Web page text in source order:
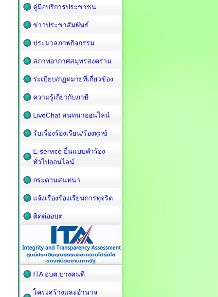
คู่มือบริการประชาชน
ข่าวประชาสัมพันธ์
ประมวลภาพกิจกรรม
สภาพอากาศสมุทรสงคราม
ระเบียบ/กฏหมายที่เกี่ยวข้อง
ความรู้เกี่ยวกับภาษี
LiveChat สนทนาออนไลน์
รับเรื่องร้องเรียน/ร้องทุกข์
E-service ยื่นแบบคำร้อง
ทั่วไปออนไลน์
กระดานสนทนา
แจ้งเรื่องร้องเรียนการทุจริต
ติดต่ออบต.
ITA อบต.บางคนที
โครงสร้างและอำนาจ